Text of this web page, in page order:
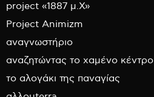
project «1887 μ.Χ»
Project Animizm
αναγνωστήριο
αναζητώντας το χαμένο κέντρο
το αλογάκι της παναγίας